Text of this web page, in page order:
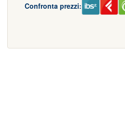
Confronta prezzi: